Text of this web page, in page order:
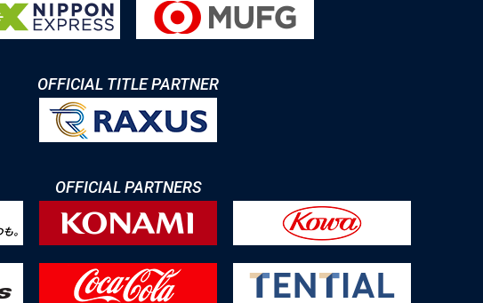
OFFICIAL TITLE PARTNER
OFFICIAL PARTNERS